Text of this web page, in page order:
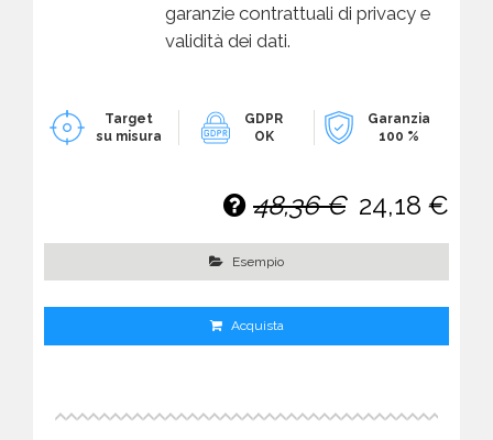
garanzie contrattuali di privacy e
validità dei dati.
Target
su misura
GDPR
OK
Garanzia
100 %
48,36 € 24,18 €
Esempio
Acquista